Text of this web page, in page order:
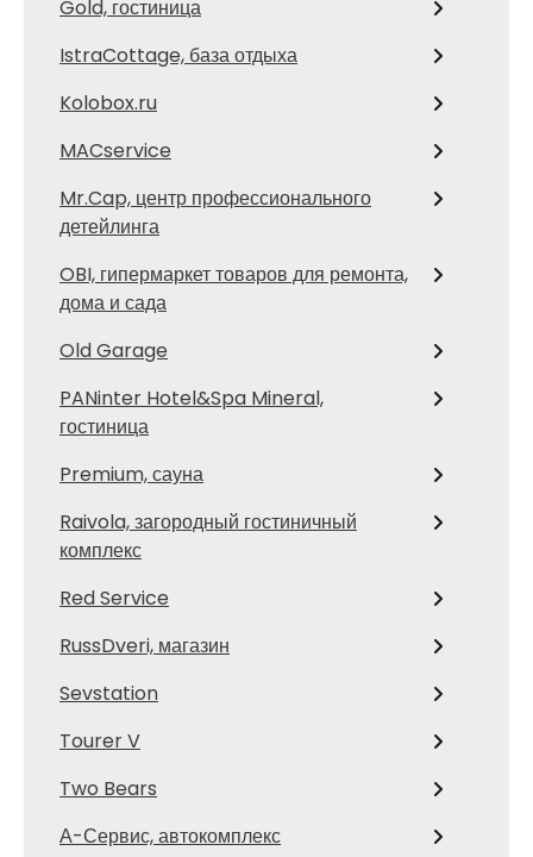
Gold, гостиница
IstraCottage, база отдыха
Kolobox.ru
MACservice
Mr.Cap, центр профессионального
детейлинга
OBI, гипермаркет товаров для ремонта,
дома и сада
Old Garage
PANinter Hotel&Spa Mineral,
гостиница
Premium, сауна
Raivola, загородный гостиничный
комплекс
Red Service
RussDveri, магазин
Sevstation
Tourer V
Two Bears
А-Сервис, автокомплекс